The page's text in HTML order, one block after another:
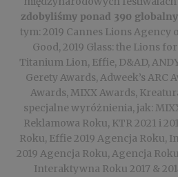
zdobyliśmy ponad 390
tym: 2019 Cannes Lions Agency
Good, 2019 Glass: the Lions
Titanium Lion, Effie, D&AD,
Gerety Awards, Adweek’s ARC
Awards, MIXX Awards,
specjalne wyróżnienia, jak:
Reklamowa Roku, KTR 2021 i
Roku, Effie 2019 Agencja Roku,
2019 Agencja Roku, Agencja
Interaktywna Roku 2017 &